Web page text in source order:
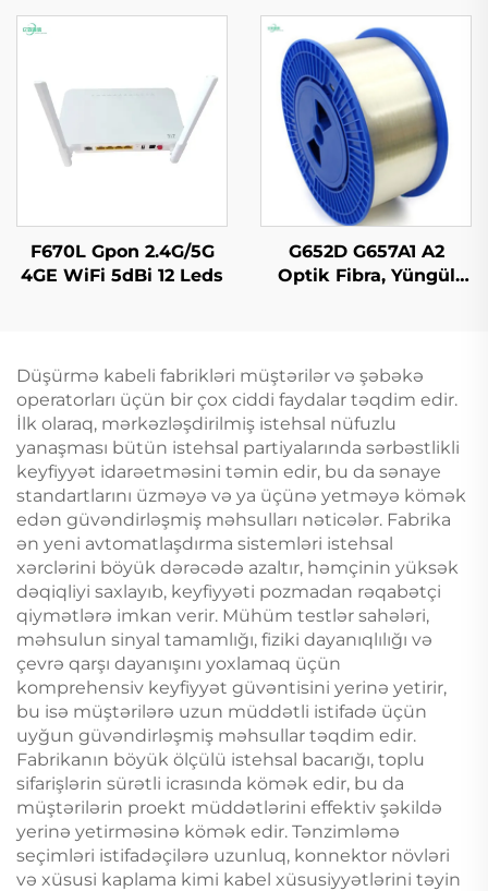
F670L Gpon 2.4G/5G
4GE WiFi 5dBi 12 Leds
G652D G657A1 A2
Optik Fibra, Yüngül
Düşürmə kabeli fabrikləri müştərilər və şəbəkə
operatorları üçün bir çox ciddi faydalar təqdim edir.
İlk olaraq, mərkəzləşdirilmiş istehsal nüfuzlu
yanaşması bütün istehsal partiyalarında sərbəstlikli
keyfiyyət idarəetməsini təmin edir, bu da sənaye
standartlarını üzməyə və ya üçünə yetməyə kömək
edən güvəndirləşmiş məhsulları nəticələr. Fabrika
ən yeni avtomatlaşdırma sistemləri istehsal
xərclərini böyük dərəcədə azaltır, həmçinin yüksək
dəqiqliyi saxlayıb, keyfiyyəti pozmadan rəqabətçi
qiymətlərə imkan verir. Mühüm testlər sahələri,
məhsulun sinyal tamamlığı, fiziki dayanıqlılığı və
çevrə qarşı dayanışını yoxlamaq üçün
komprehensiv keyfiyyət güvəntisini yerinə yetirir,
bu isə müştərilərə uzun müddətli istifadə üçün
uyğun güvəndirləşmiş məhsullar təqdim edir.
Fabrikanın böyük ölçülü istehsal bacarığı, toplu
sifarişlərin sürətli icrasında kömək edir, bu da
müştərilərin proekt müddətlərini effektiv şəkildə
yerinə yetirməsinə kömək edir. Tənzimləmə
seçimləri istifadəçilərə uzunluq, konnektor növləri
və xüsusi kaplama kimi kabel xüsusiyyətlərini təyin